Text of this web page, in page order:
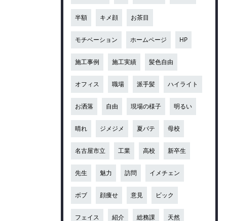
半額 キメ顔 お茶目
モチベーション ホームページ HP
施工事例 施工実績 髪色自由
オフィス 職場 派手髪 ハイライト
お洒落 自由 現場の様子 明るい
晴れ ジメジメ 夏バテ 母校
名古屋市立 工業 高校 新卒生
先生 魅力 訪問 イメチェン
ボブ 顔痩せ 意見 ビック
フェイス 紹介 総務課 天然